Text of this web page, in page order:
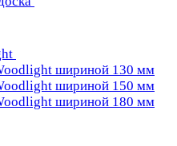
шириной 130 мм
шириной 150 мм
шириной 180 мм